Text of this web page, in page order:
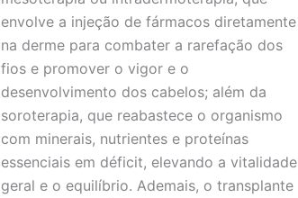
envolve a injeção de fármacos diretamente
na derme para combater a rarefação dos
fios e promover o vigor e o
desenvolvimento dos cabelos; além da
soroterapia, que reabastece o organismo
com minerais, nutrientes e proteínas
essenciais em déficit, elevando a vitalidade
geral e o equilíbrio. Ademais, o transplante